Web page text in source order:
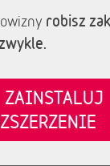
robisz
ZAINSTALUJ